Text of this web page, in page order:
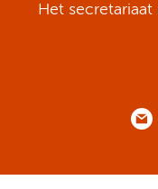
Het